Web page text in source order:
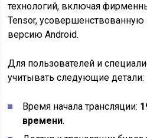
технологий, включая
Tensor,
версию Android.
Для пользователей и
учитывать следующие детали:
Время начала трансляции:
времени.